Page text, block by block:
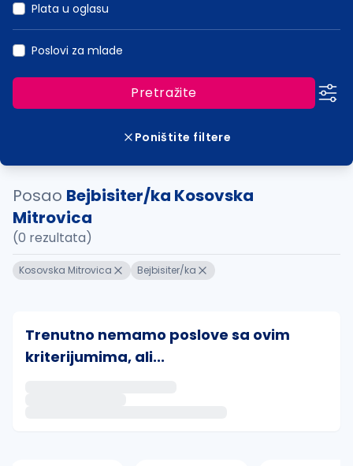
Plata u oglasu
Poslovi za mlade
Pretražite
Poništite filtere
Posao Bejbisiter/ka Kosovska
Mitrovica
(0 rezultata)
Kosovska Mitrovica Bejbisiter/ka
Trenutno nemamo poslove sa ovim
kriterijumima, ali...